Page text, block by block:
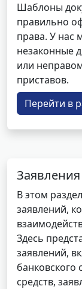
Шаблоны
правильно
права. У нас
незаконные
или
приставов.
Перейти в
Заявления
В этом
заявлений,
Здесь
заявлений,
банковского
средств,